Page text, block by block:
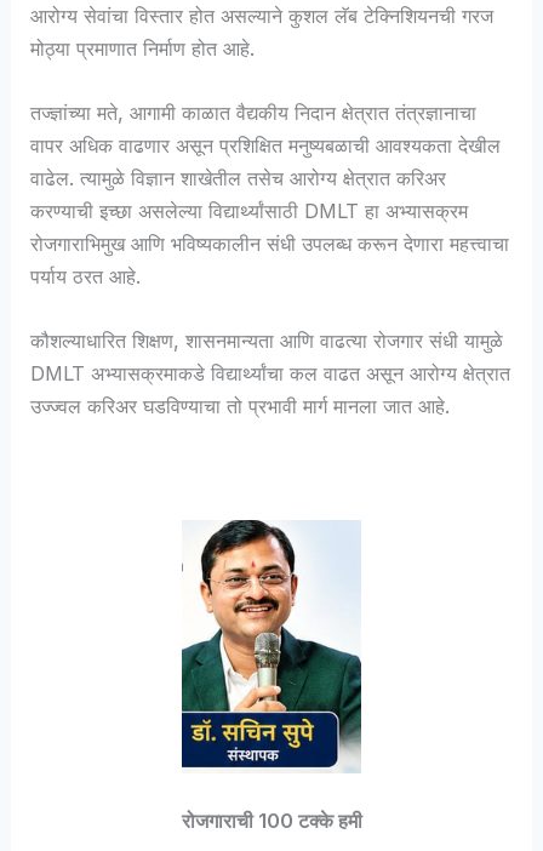
आरोग्य सेवांचा विस्तार होत असल्याने कुशल लॅब टेक्निशियनची गरज
मोठ्या प्रमाणात निर्माण होत आहे.
तज्ज्ञांच्या मते, आगामी काळात वैद्यकीय निदान क्षेत्रात तंत्रज्ञानाचा
वापर अधिक वाढणार असून प्रशिक्षित मनुष्यबळाची आवश्यकता देखील
वाढेल. त्यामुळे विज्ञान शाखेतील तसेच आरोग्य क्षेत्रात करिअर
करण्याची इच्छा असलेल्या विद्यार्थ्यांसाठी DMLT हा अभ्यासक्रम
रोजगाराभिमुख आणि भविष्यकालीन संधी उपलब्ध करून देणारा महत्त्वाचा
पर्याय ठरत आहे.
कौशल्याधारित शिक्षण, शासनमान्यता आणि वाढत्या रोजगार संधी यामुळे
DMLT अभ्यासक्रमाकडे विद्यार्थ्यांचा कल वाढत असून आरोग्य क्षेत्रात
उज्ज्वल करिअर घडविण्याचा तो प्रभावी मार्ग मानला जात आहे.
रोजगाराची 100 टक्के हमी